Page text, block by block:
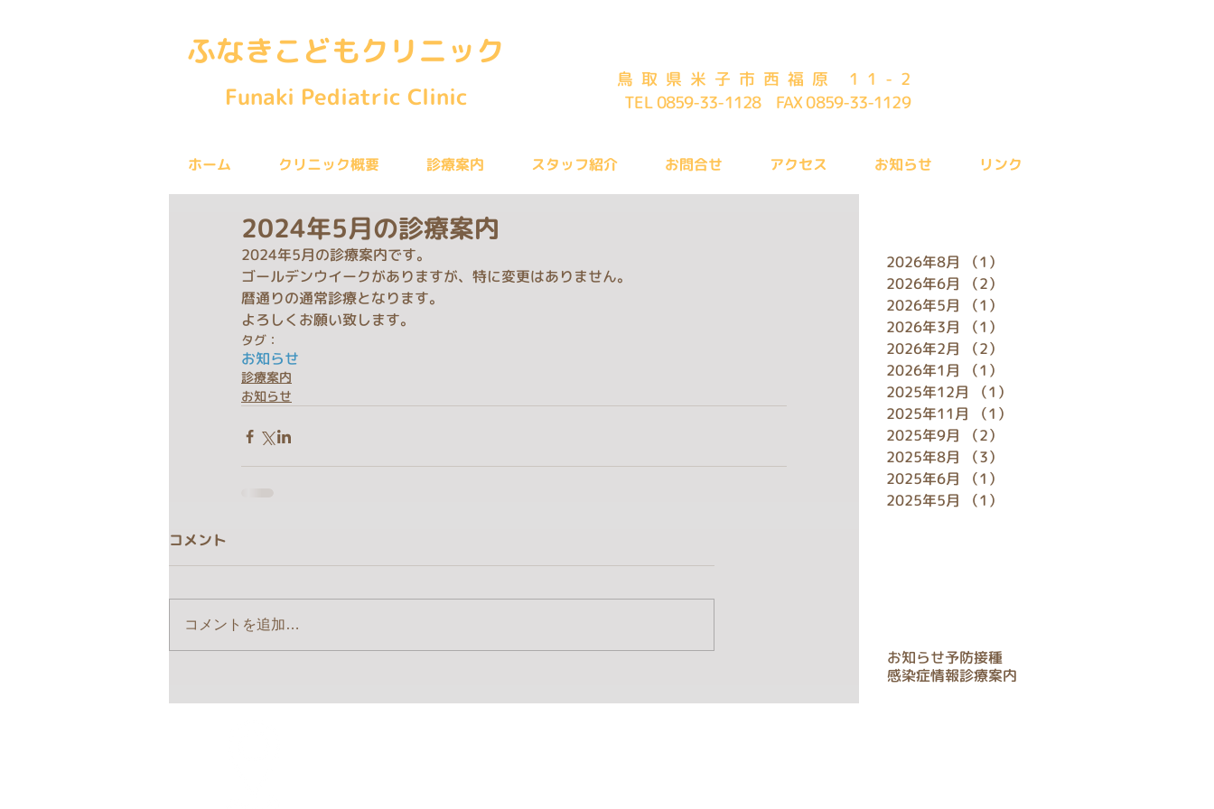
ふなきこどもクリニック
Funaki Pediatric Clinic
鳥取県米子市西福原 11-2
TEL 0859-33-1128 FAX 0859-33-1129
ホーム クリニック概要 診療案内 スタッフ紹介 お問合せ アクセス お知らせ リンク
2024年5月の診療案内
2024年5月の診療案内です。
ゴールデンウイークがありますが、特に変更はありません。
暦通りの通常診療となります。
よろしくお願い致します。
タグ：
お知らせ
診療案内
お知らせ
コメント
コメントを追加…
2026年8月 （1）
2026年6月
（2）
2026年5月
（1）
2026年3月
（1）
2026年2月
（2）
2026年1月
（1）
2025年12月
（1）
2025年11月
（1）
2025年9月
（2）
2025年8月
（3）
2025年6月
（1）
2025年5月
（1）
お知らせ予防接種
感染症情報診療案内